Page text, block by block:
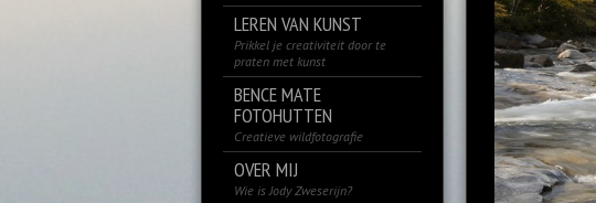
LEREN VAN KUNST
Prikkel je creativiteit door te
praten met kunst
BENCE MATE
FOTOHUTTEN
Creatieve wildfotografie
OVER MIJ
Wie is Jody Zweserijn?